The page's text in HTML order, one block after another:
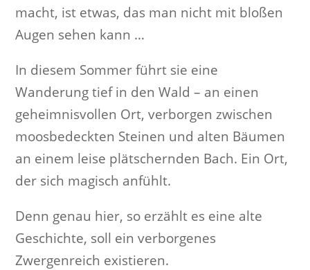
macht, ist etwas, das man nicht mit bloßen
Augen sehen kann …
In diesem Sommer führt sie eine
Wanderung tief in den Wald – an einen
geheimnisvollen Ort, verborgen zwischen
moosbedeckten Steinen und alten Bäumen
an einem leise plätschernden Bach. Ein Ort,
der sich magisch anfühlt.
Denn genau hier, so erzählt es eine alte
Geschichte, soll ein verborgenes
Zwergenreich existieren.